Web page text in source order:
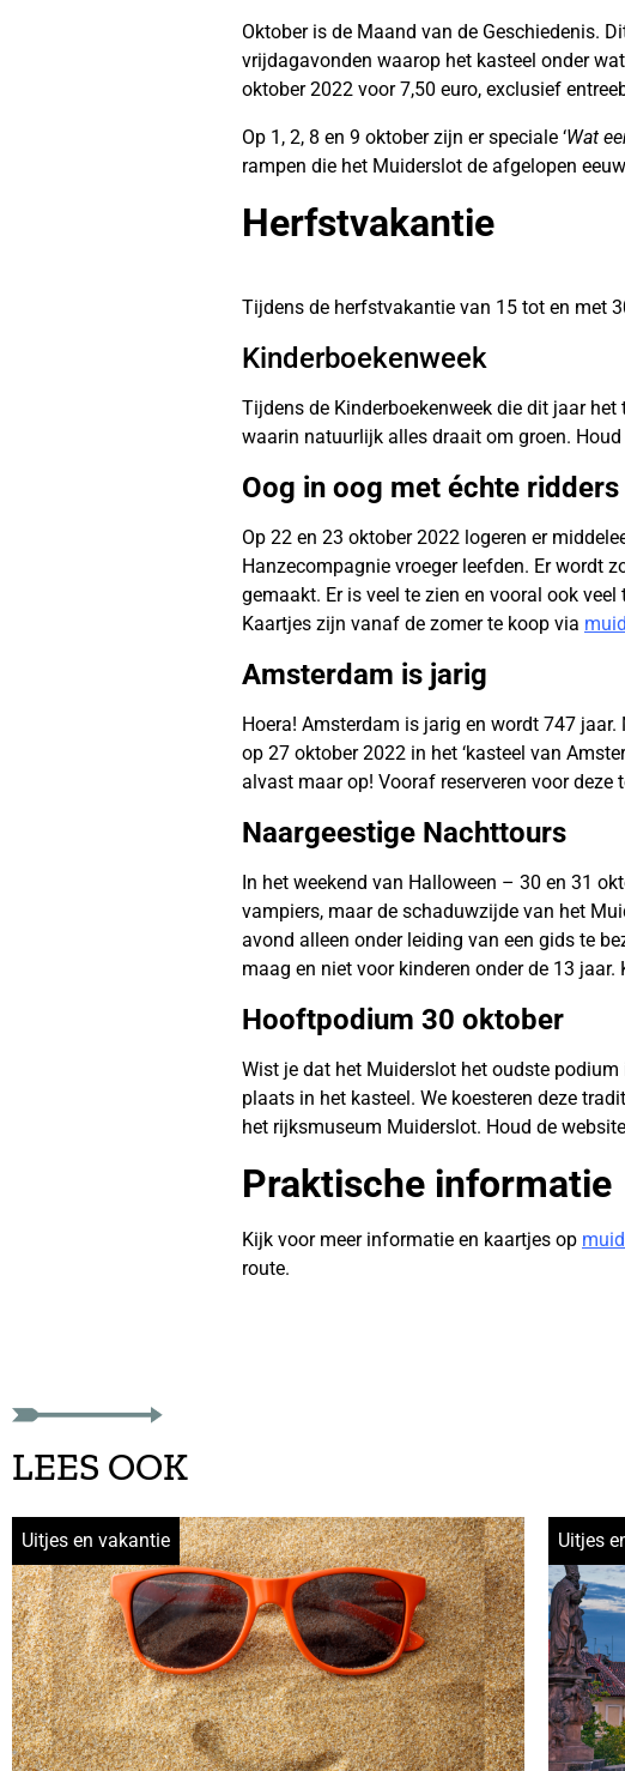
Oktober is de Maand van de Geschiedenis.
vrijdagavonden waarop het kasteel onder
oktober 2022 voor 7,50 euro, exclusief
Op 1, 2, 8 en 9 oktober zijn er speciale ‘Wat
rampen die het Muiderslot de afgelopen
Herfstvakantie
Tijdens de herfstvakantie van 15 tot en met
Kinderboekenweek
Tijdens de Kinderboekenweek die dit jaar
waarin natuurlijk alles draait om groen.
Oog in oog met échte ridders
Op 22 en 23 oktober 2022 logeren er
Hanzecompagnie vroeger leefden. Er wordt
gemaakt. Er is veel te zien en vooral ook
Kaartjes zijn vanaf de zomer te koop via
Amsterdam is jarig
Hoera! Amsterdam is jarig en wordt 747
op 27 oktober 2022 in het ‘kasteel van
alvast maar op! Vooraf reserveren voor deze
Naargeestige Nachttours
In het weekend van Halloween – 30 en 31
vampiers, maar de schaduwzijde van het
avond alleen onder leiding van een gids te
maag en niet voor kinderen onder de 13 jaar.
Hooftpodium 30 oktober
Wist je dat het Muiderslot het oudste
plaats in het kasteel. We koesteren deze
het rijksmuseum Muiderslot. Houd de
Praktische informatie
Kijk voor meer informatie en kaartjes op
route.
LEES OOK
Uitjes en vakantie Uitjes